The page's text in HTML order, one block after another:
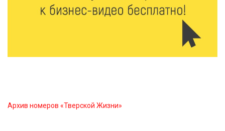
6 Авг 2026 13:02 256
Архив номеров «Тверской Жизни»